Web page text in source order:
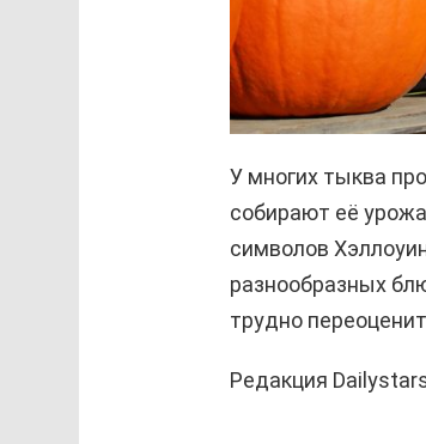
У многих тыква
собирают её
символов
разнообразных
трудно
Редакция